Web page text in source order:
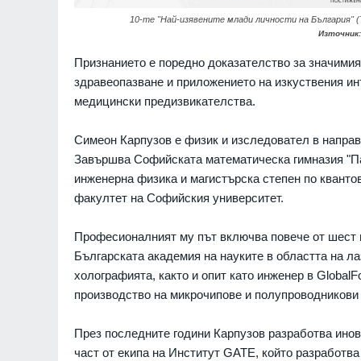
10-те "Най-изявените млади личности на България"
Признанието е поредно доказателство за
здравеопазване и приложението на изкуствения
медицински предизвикателства.
Симеон Карпузов е физик и изследовател в
Завършва Софийската математическа гимназия
инженерна физика и магистърска степен по
факултет на Софийския университет.
Професионалният му път включва повече от шест
Българската академия на науките в областта на
холографията, както и опит като инженер в
производство на микрочипове и полупроводникови
През последните години Карпузов разработва
част от екипа на Институт GATE, който
07.08.2026г.
в Екатеринбург, на
(ВИДЕО)
07.08.2026г.
украински
РУСИЯ И УКРАЙНА
"Туризъм за СУМПС":
заобикаля българският
БЪЛГАРИЯ
WSJ: Американското
разкри новия план на
поредна война може да
през есента